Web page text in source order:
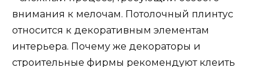
внимания к мелочам. Потолочный плинтус
относится к декоративным элементам
интерьера. Почему же декораторы и
строительные фирмы рекомендуют клеить